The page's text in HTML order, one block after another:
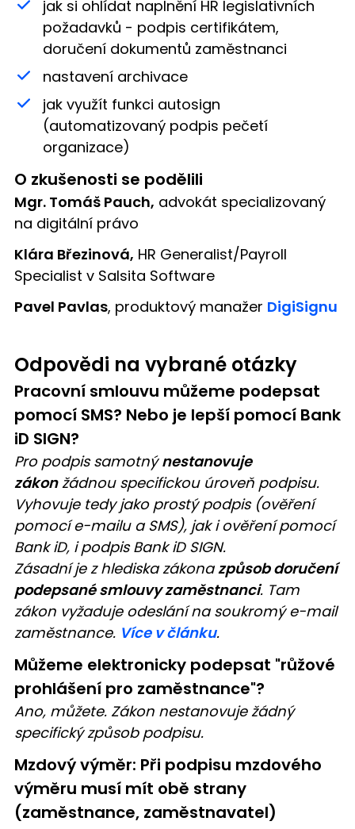
jak si ohlídat naplnění HR legislativních
požadavků - podpis certifikátem,
doručení dokumentů zaměstnanci
nastavení archivace
jak využít funkci autosign
(automatizovaný podpis pečetí
organizace)
O zkušenosti se podělili
Mgr. Tomáš Pauch, advokát specializovaný
na digitální právo
Klára Březinová, HR Generalist/Payroll
Specialist v Salsita Software
Pavel Pavlas, produktový manažer DigiSignu
Odpovědi na vybrané otázky
Pracovní smlouvu můžeme podepsat
pomocí SMS? Nebo je lepší pomocí Bank
iD SIGN?
Pro podpis samotnýnestanovuje
zákonžádnou specifickou úroveň podpisu.
Vyhovuje tedy jako prostý podpis (ověření
pomocí e-mailu a SMS), jak i ověření pomocí
Bank iD, i podpis Bank iD SIGN.
Zásadní je z hlediska zákonazpůsob doručení
podepsané smlouvy zaměstnanci. Tam
zákon vyžaduje odeslání na soukromý e-mail
zaměstnance. Více v článku.
Můžeme elektronicky podepsat "růžové
prohlášení pro zaměstnance"?
Ano, můžete. Zákon nestanovuje žádný
specifický způsob podpisu.
Mzdový výměr: Při podpisu mzdového
výměru musí mít obě strany
(zaměstnance, zaměstnavatel)